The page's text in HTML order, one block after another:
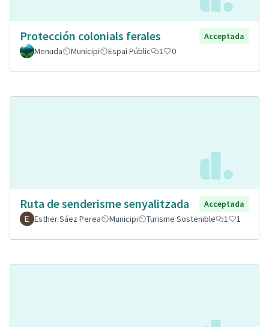
Protección colonials ferales
Acceptada
Menuda
Municipi Espai Públic 1 0
Ruta de senderisme senyalitzada
Acceptada
Esther Sáez Perea
Municipi Turisme Sostenible 1 1